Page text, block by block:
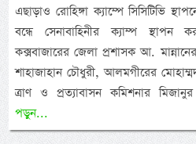
এছাড়াও রোহিঙ্গা ক্যাম্পে সিসিটিভি
বন্ধে সেনাবাহিনীর ক্যাম্প স্থাপন
কক্সবাজারের জেলা প্রশাসক আ.
শাহাজাহান চৌধুরী, আলমগীরের
ত্রাণ ও প্রত্যাবাসন কমিশনার
পড়ুন...